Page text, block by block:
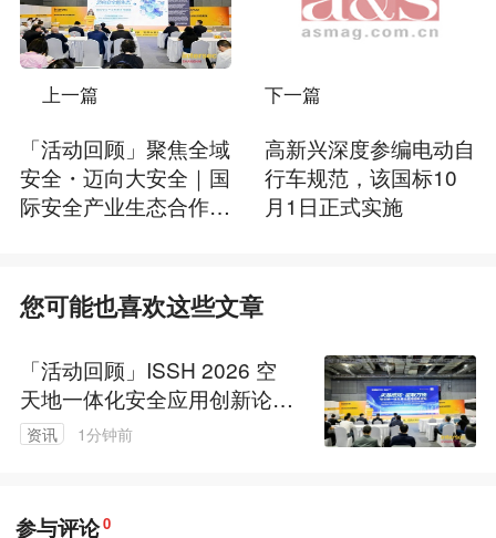
上一篇
「活动回顾」聚焦全域
安全・迈向大安全｜国
际安全产业生态合作峰
下一篇
高新兴深度参编电动自
行车规范，该国标10
月1日正式实施
您可能也喜欢这些文章
「活动回顾」ISSH 2026 空
天地一体化安全应用创新论坛
成功举办
资讯 1分钟前
参与评论0